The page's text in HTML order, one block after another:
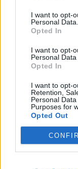
I want to opt-
Personal Data.
Opted In
I want to opt-
Personal Data
Opted In
I want to opt-
Retention,
Personal
Purposes for
Opted Out
Blog
Színek
Használat-kezelés
Szállítás
Letölthető
Adatvédelem
Fiókom
Infomációk
Garancia
Kapcsolat
Sütik